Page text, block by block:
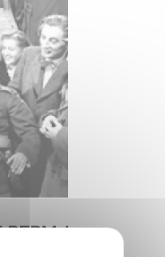
your visit to